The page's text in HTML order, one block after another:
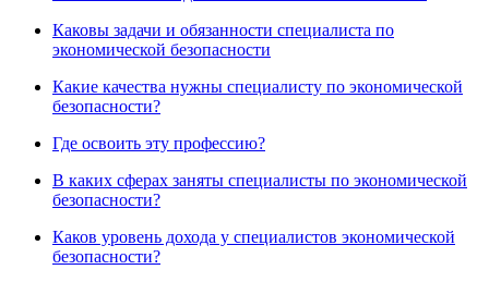
Каковы задачи и обязанности специалиста по
экономической безопасности
Какие качества нужны специалисту по экономической
безопасности?
Где освоить эту профессию?
В каких сферах заняты специалисты по экономической
безопасности?
Каков уровень дохода у специалистов экономической
безопасности?